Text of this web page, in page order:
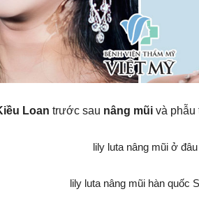
Loan trước sau nâng mũivà phẫu